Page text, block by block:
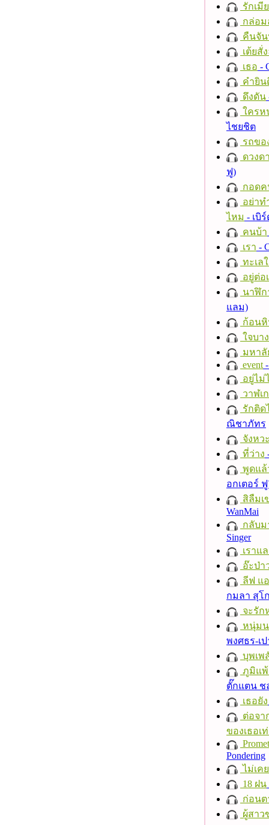
รักเมี
กล่อม
คืนจั
เต้ยสั่
เธอ -
คำยิน
ดึงดัน
ใครห
ไชยชิต
รถขอ
ดวงด
ฟู)
กอดค
อย่าท
ไหม - เบิ
คนบ้า
เรา -
ทะเล
อยู่ต่อ
นาฬิก
แลม)
ก้อน
ใจบาง
มหาลั
event
อยู่ไม่
วาฬเ
รักติด
ณิชาภัทร
จังหว
ที่ว่าง
พูดแล้
อกเตอร์
สิลืมเ
WanMai
กลับม
Singer
เราแ
อ๊ะป่า
ลีฟ แอ
กมลา สุโ
จะรัก
หนุ่มน
พงศธร-เ
บุพเพ
ภูมิแพ้
ตั๊กแตน ช
เธอยัง
ต่อจา
ของเธอเ
Pondering
ไม่เคย
18 ฝน
ก่อนต
ผู้สาว